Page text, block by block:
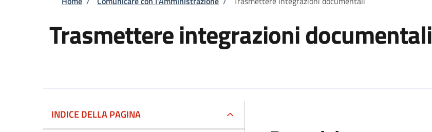
Trasmettere integrazioni documentali
INDICE DELLA PAGINA